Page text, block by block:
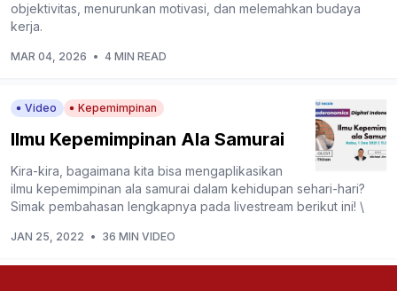
objektivitas, menurunkan motivasi, dan melemahkan budaya
kerja.
MAR 04, 2026 • 4 MIN READ
Video Kepemimpinan
Ilmu Kepemimpinan Ala Samurai
Kira-kira, bagaimana kita bisa mengaplikasikan
ilmu kepemimpinan ala samurai dalam kehidupan sehari-hari?
Simak pembahasan lengkapnya pada livestream berikut ini! \
JAN 25, 2022 • 36 MIN VIDEO